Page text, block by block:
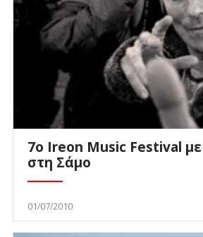
7ο Ireon Music Festival
στη Σάμο
01/07/2010